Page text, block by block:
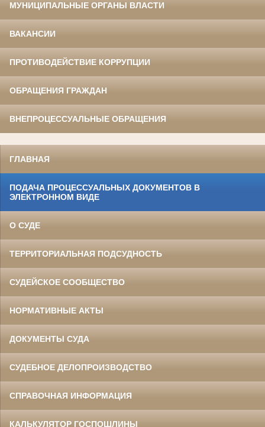
МУНИЦИПАЛЬНЫЕ ОРГАНЫ ВЛАСТИ
ВАКАНСИИ
ПРОТИВОДЕЙСТВИЕ КОРРУПЦИИ
ОБРАЩЕНИЯ ГРАЖДАН
ВНЕПРОЦЕССУАЛЬНЫЕ ОБРАЩЕНИЯ
ГЛАВНАЯ
ПОДАЧА ПРОЦЕССУАЛЬНЫХ ДОКУМЕНТОВ В
ЭЛЕКТРОННОМ ВИДЕ
О СУДЕ
ТЕРРИТОРИАЛЬНАЯ ПОДСУДНОСТЬ
СУДЕЙСКОЕ СООБЩЕСТВО
НОРМАТИВНЫЕ АКТЫ
ДОКУМЕНТЫ СУДА
СУДЕБНОЕ ДЕЛОПРОИЗВОДСТВО
СПРАВОЧНАЯ ИНФОРМАЦИЯ
КАЛЬКУЛЯТОР ГОСПОШЛИНЫ